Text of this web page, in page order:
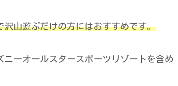
沢山遊ぶだけの方にはおすすめです。
ーオールスタースポーツリゾートを含め